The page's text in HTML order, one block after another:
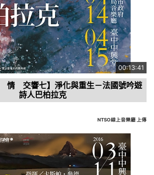
00:13:41
情 交響七】淨化與重生－法國號吟遊
詩人巴柏拉克
NTSO線上音樂廳 上傳